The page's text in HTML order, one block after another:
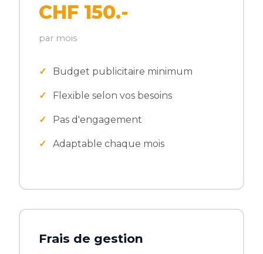
CHF 150.-
par mois
Budget publicitaire minimum
Flexible selon vos besoins
Pas d'engagement
Adaptable chaque mois
Frais de gestion